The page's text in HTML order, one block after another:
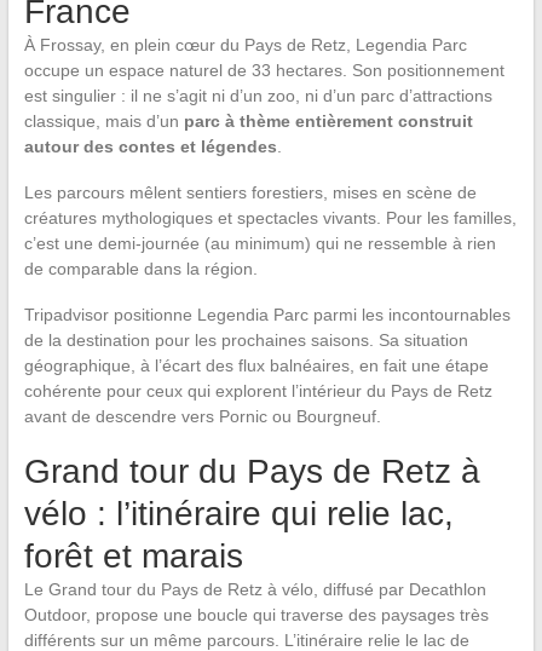
France
À Frossay, en plein cœur du Pays de Retz, Legendia Parc
occupe un espace naturel de 33 hectares. Son positionnement
est singulier : il ne s’agit ni d’un zoo, ni d’un parc d’attractions
classique, mais d’un parc à thème entièrement construit
autour des contes et légendes
Les parcours mêlent sentiers forestiers, mises en scène de
créatures mythologiques et spectacles vivants. Pour les familles,
c’est une demi-journée (au minimum) qui ne ressemble à rien
de comparable dans la région.
Tripadvisor positionne Legendia Parc parmi les incontournables
de la destination pour les prochaines saisons. Sa situation
géographique, à l’écart des flux balnéaires, en fait une étape
cohérente pour ceux qui explorent l’intérieur du Pays de Retz
avant de descendre vers Pornic ou Bourgneuf.
Grand tour du Pays de Retz à
vélo : l’itinéraire qui relie lac,
forêt et marais
Le Grand tour du Pays de Retz à vélo, diffusé par Decathlon
Outdoor, propose une boucle qui traverse des paysages très
différents sur un même parcours. L’itinéraire relie le lac de